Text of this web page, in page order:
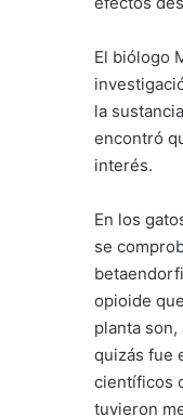
El biólogo
la
encontró
interés.
En los
se
opioide
planta
quizás fue
científicos
tuvieron